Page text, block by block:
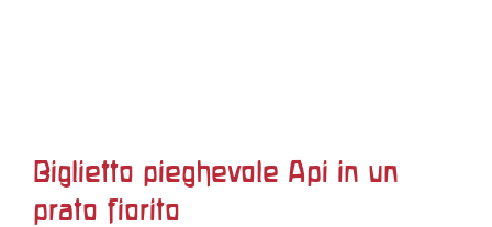
Biglietto pieghevole Api in un
prato fiorito